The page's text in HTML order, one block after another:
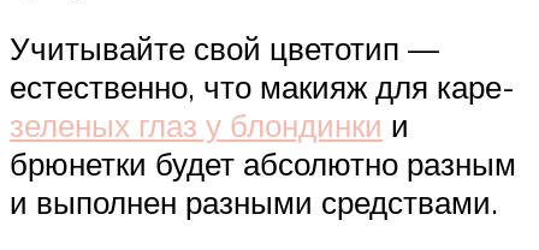
Учитывайте свой цветотип —
естественно, что макияж для каре-
зеленых глаз у блондинки и
брюнетки будет абсолютно разным
и выполнен разными средствами.